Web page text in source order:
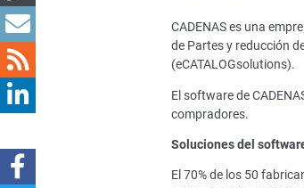
CADENAS es una
de Partes y reducción
(eCATALOGsolutions).
El software de
compradores.
Soluciones del
El 70% de los 50